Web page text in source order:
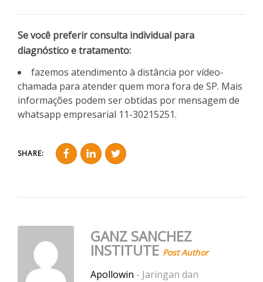
Se você preferir consulta individual para
diagnóstico e tratamento:
fazemos atendimento à distância por vídeo-
chamada para atender quem mora fora de SP. Mais
informações podem ser obtidas por mensagem de
whatsapp empresarial 11-30215251.
SHARE:
GANZ SANCHEZ
INSTITUTE Post Author
Apollowin - Jaringan dan